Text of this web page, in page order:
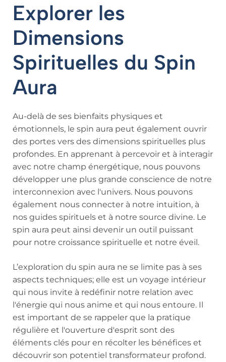
Explorer les
Dimensions
Spirituelles du Spin
Aura
Au-delà de ses bienfaits physiques et
émotionnels, le spin aura peut également ouvrir
des portes vers des dimensions spirituelles plus
profondes. En apprenant à percevoir et à interagir
avec notre champ énergétique, nous pouvons
développer une plus grande conscience de notre
interconnexion avec l'univers. Nous pouvons
également nous connecter à notre intuition, à
nos guides spirituels et à notre source divine. Le
spin aura peut ainsi devenir un outil puissant
pour notre croissance spirituelle et notre éveil.
L’exploration du spin aura ne se limite pas à ses
aspects techniques; elle est un voyage intérieur
qui nous invite à redéfinir notre relation avec
l'énergie qui nous anime et qui nous entoure. Il
est important de se rappeler que la pratique
régulière et l'ouverture d'esprit sont des
éléments clés pour en récolter les bénéfices et
découvrir son potentiel transformateur profond.